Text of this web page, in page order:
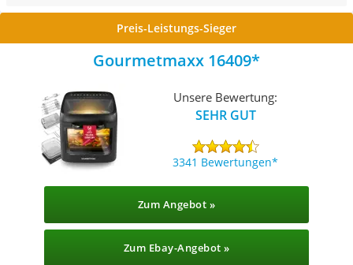
Preis-Leistungs-Sieger
Gourmetmaxx 16409
Unsere Bewertung:
SEHR GUT
3341 Bewertungen
Zum Angebot »
Zum Ebay-Angebot »